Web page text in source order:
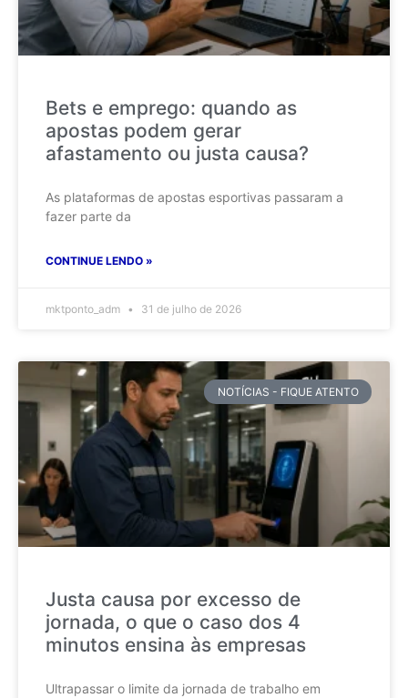
Bets e emprego: quando as
apostas podem gerar
afastamento ou justa causa?
As plataformas de apostas esportivas passaram a
fazer parte da
CONTINUE LENDO »
mktponto_adm 31 de julho de 2026
NOTÍCIAS - FIQUE ATENTO
Justa causa por excesso de
jornada, o que o caso dos 4
minutos ensina às empresas
Ultrapassar o limite da jornada de trabalho em